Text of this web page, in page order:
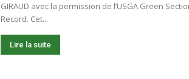
GIRAUD avec la permission de l’USGA Green
Record. Cet...
Lire la suite